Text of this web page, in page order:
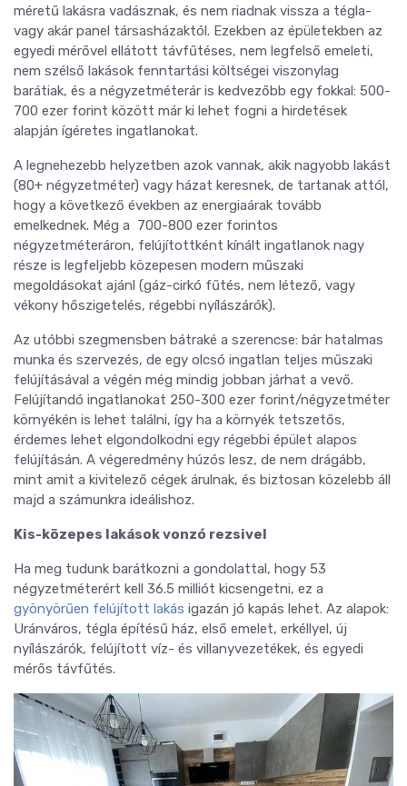
méretű lakásra vadásznak, és nem riadnak vissza a tégla-
vagy akár panel társasházaktól. Ezekben az épületekben az
egyedi mérővel ellátott távfűtéses, nem legfelső emeleti,
nem szélső lakások fenntartási költségei viszonylag
barátiak, és a négyzetméterár is kedvezőbb egy fokkal: 500-
700 ezer forint között már ki lehet fogni a hirdetések
alapján ígéretes ingatlanokat.
A legnehezebb helyzetben azok vannak, akik nagyobb lakást
(80+ négyzetméter) vagy házat keresnek, de tartanak attól,
hogy a következő években az energiaárak tovább
emelkednek. Még a 700-800 ezer forintos
négyzetméteráron, felújítottként kínált ingatlanok nagy
része is legfeljebb közepesen modern műszaki
megoldásokat ajánl (gáz-cirkó fűtés, nem létező, vagy
vékony hőszigetelés, régebbi nyílászárók).
Az utóbbi szegmensben bátraké a szerencse: bár hatalmas
munka és szervezés, de egy olcsó ingatlan teljes műszaki
felújításával a végén még mindig jobban járhat a vevő.
Felújítandó ingatlanokat 250-300 ezer forint/négyzetméter
környékén is lehet találni, így ha a környék tetszetős,
érdemes lehet elgondolkodni egy régebbi épület alapos
felújításán. A végeredmény húzós lesz, de nem drágább,
mint amit a kivitelező cégek árulnak, és biztosan közelebb áll
majd a számunkra ideálishoz.
Kis-közepes lakások vonzó rezsivel
Ha meg tudunk barátkozni a gondolattal, hogy 53
négyzetméterért kell 36.5 milliót kicsengetni, ez a
gyönyörűen felújított lakás igazán jó kapás lehet. Az alapok:
Uránváros, tégla építésű ház, első emelet, erkéllyel, új
nyílászárók, felújított víz- és villanyvezetékek, és egyedi
mérős távfűtés.